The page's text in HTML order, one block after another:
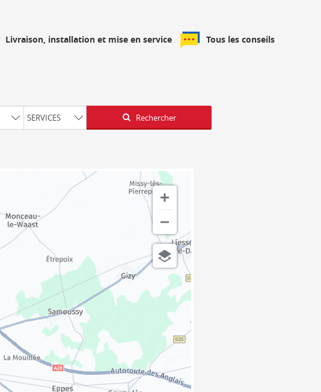
Livraison, installation et mise en service Tous les conseils
SERVICES Latitude
Longitude Rechercher